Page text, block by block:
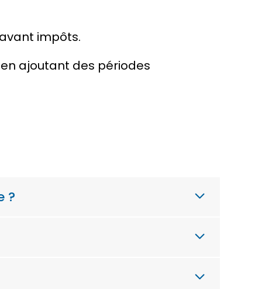
impôts.
ajoutant des périodes
?